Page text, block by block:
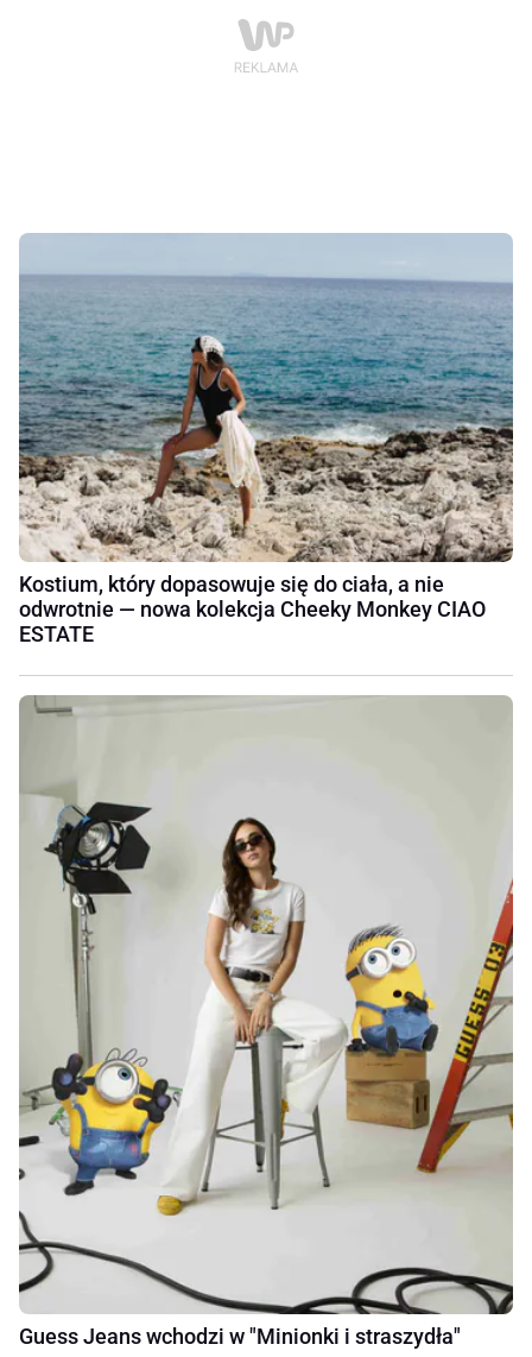
Kostium, który dopasowuje się do ciała, a nie
odwrotnie — nowa kolekcja Cheeky Monkey CIAO
ESTATE
Guess Jeans wchodzi w "Minionki i straszydła"